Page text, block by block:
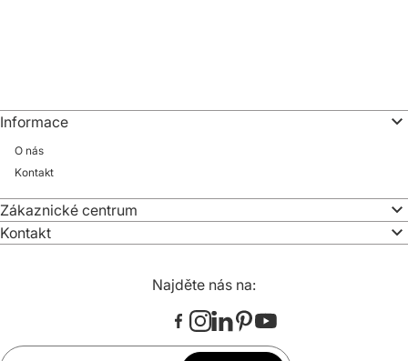
Informace
O nás
Kontakt
Zákaznické centrum
Kontakt
Najděte nás na: